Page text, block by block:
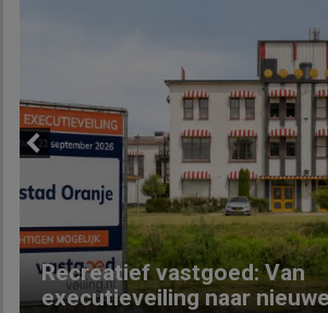
Recreatief vastgoed: Van
executieveiling naar